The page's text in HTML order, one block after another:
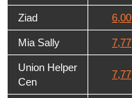
Ziad 6,00
Mia Sally 7,77
Union Helper
Cen
7,77